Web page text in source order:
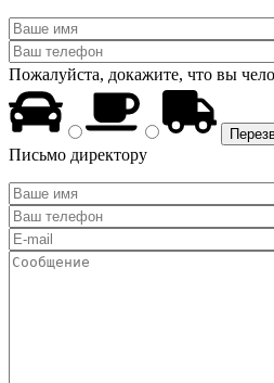
Пожалуйста, докажите, что вы
Письмо директору